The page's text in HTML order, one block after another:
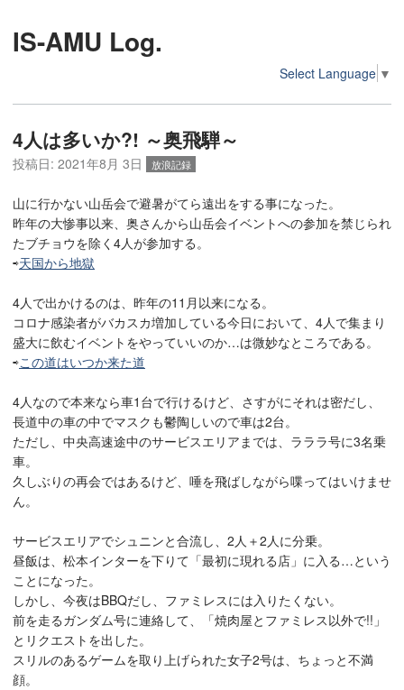
IS-AMU Log.
Select Language ▼
4人は多いか?! ～奥飛騨～
投稿日: 2021年8月 3日 放浪記録
山に行かない山岳会で避暑がてら遠出をする事になった。
昨年の大惨事以来、奥さんから山岳会イベントへの参加を禁じられ
たブチョウを除く4人が参加する。
⇨天国から地獄
4人で出かけるのは、昨年の11月以来になる。
コロナ感染者がバカスカ増加している今日において、4人で集まり
盛大に飲むイベントをやっていいのか…は微妙なところである。
⇨この道はいつか来た道
4人なので本来なら車1台で行けるけど、さすがにそれは密だし、
長道中の車の中でマスクも鬱陶しいので車は2台。
ただし、中央高速途中のサービスエリアまでは、ラララ号に3名乗
車。
久しぶりの再会ではあるけど、唾を飛ばしながら喋ってはいけませ
ん。
サービスエリアでシュニンと合流し、2人＋2人に分乗。
昼飯は、松本インターを下りて「最初に現れる店」に入る…という
ことになった。
しかし、今夜はBBQだし、ファミレスには入りたくない。
前を走るガンダム号に連絡して、「焼肉屋とファミレス以外で!!」
とリクエストを出した。
スリルのあるゲームを取り上げられた女子2号は、ちょっと不満
顔。